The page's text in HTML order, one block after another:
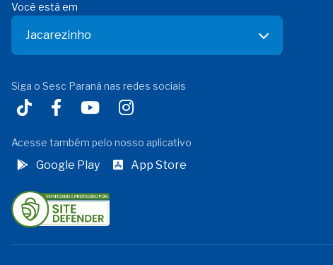
Você está em
Jacarezinho
Siga o Sesc Paraná nas redes sociais
Acesse também pelo nosso aplicativo
Google Play App Store